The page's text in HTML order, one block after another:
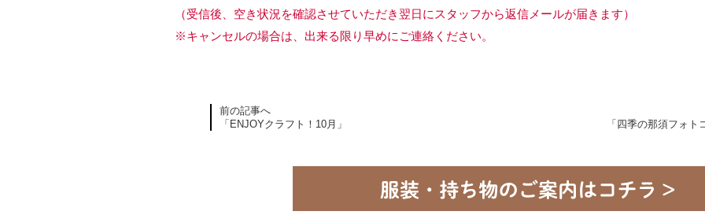
（受信後、空き状況を確認させていただき翌日にスタッフから返信メールが届きます）
※キャンセルの場合は、出来る限り早めにご連絡ください。
前の記事へ
「ENJOYクラフト！10月」
「四季の那須フォ